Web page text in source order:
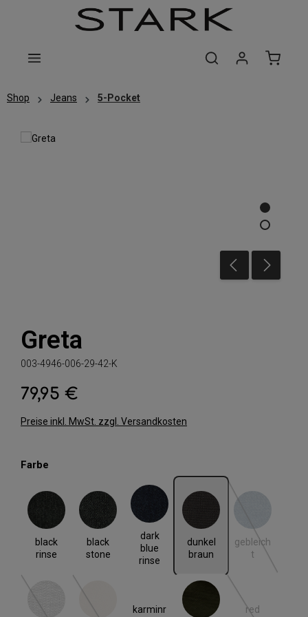
Zum Hauptinhalt springen
Shop Jeans 5-Pocket
Greta
003-4946-006-29-42-K
Regulärer Preis:
79,95 €
Preise inkl. MwSt. zzgl. Versandkosten
Farbe
black
rinse
black rinse
black
stone
black stone
dark
blue
rinse
dark blue rinse
dunkel
braun
dunkel braun
gebleich
t
gebleicht
(Diese
grey denim hell beige
karminr
khaki
red